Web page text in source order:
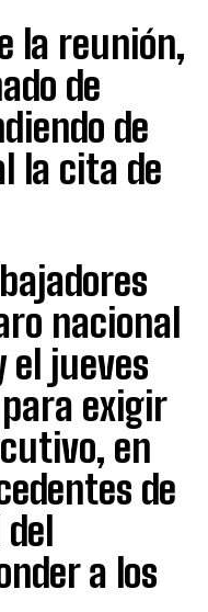
la reunión,
de
de
la cita de
nacional
el jueves
exigir
en
de
a los